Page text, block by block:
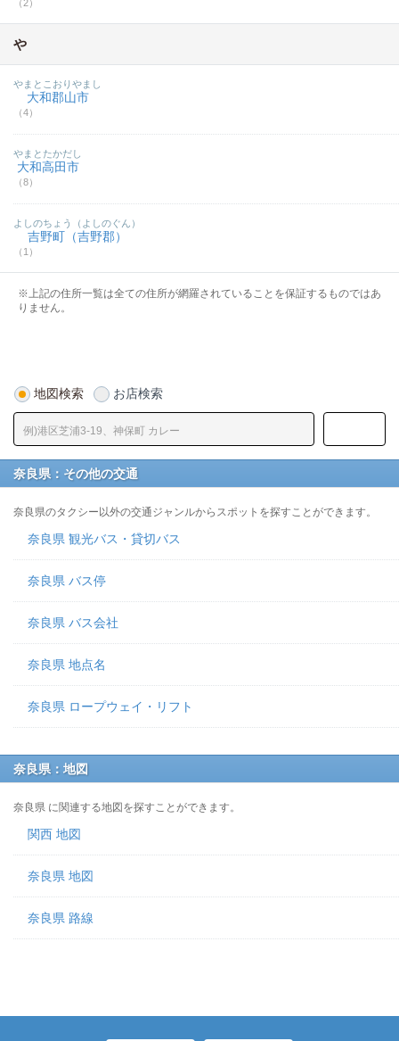
（2）
や
大和郡山市
（4）
やまとこおりやまし
大和高田市
（8）
やまとたかだし
吉野町（吉野郡）
（1）
よしのちょう（よしのぐん）
※上記の住所一覧は全ての住所が網羅されていることを保証するものではあ
りません。
地図検索 お店検索
奈良県：その他の交通
奈良県のタクシー以外の交通ジャンルからスポットを探すことができます。
奈良県 観光バス・貸切バス
奈良県 バス停
奈良県 バス会社
奈良県 地点名
奈良県 ロープウェイ・リフト
奈良県：地図
奈良県 に関連する地図を探すことができます。
関西 地図
奈良県 地図
奈良県 路線